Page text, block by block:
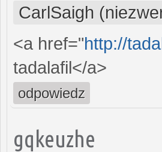
CarlSaigh
<a href="http://
tadalafil</a>
odpowiedz
gqkeuzhe